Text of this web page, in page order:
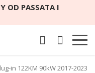
OD PASSATA I
in 122KM 90kW 2017-2023